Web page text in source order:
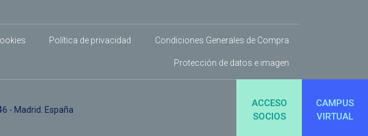
Política de privacidad Condiciones Generales de Compra
Protección de datos e imagen
- Madrid. España
ACCESO
SOCIOS
CAMPUS
VIRTUAL